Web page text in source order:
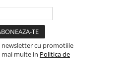
newsletter cu promotiile
mai multe in Politica de